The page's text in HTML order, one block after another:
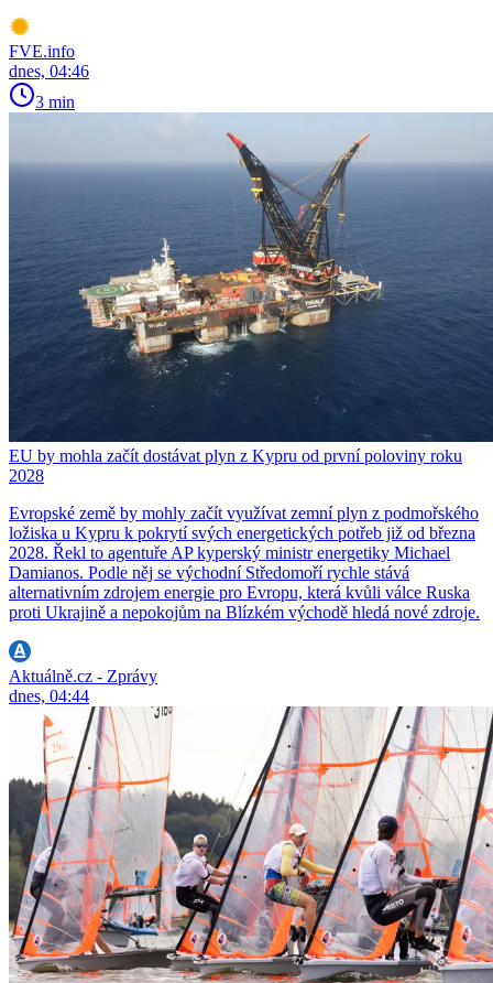
FVE.info
dnes, 04:46
3 min
EU by mohla začít dostávat plyn z Kypru od první poloviny roku
2028
Evropské země by mohly začít využívat zemní plyn z podmořského
ložiska u Kypru k pokrytí svých energetických potřeb již od března
2028. Řekl to agentuře AP kyperský ministr energetiky Michael
Damianos. Podle něj se východní Středomoří rychle stává
alternativním zdrojem energie pro Evropu, která kvůli válce Ruska
proti Ukrajině a nepokojům na Blízkém východě hledá nové zdroje.
Aktuálně.cz - Zprávy
dnes, 04:44